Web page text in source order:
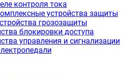
контроля тока
устройства защиты
грозозащиты
блокировки доступа
управления и сигнализации